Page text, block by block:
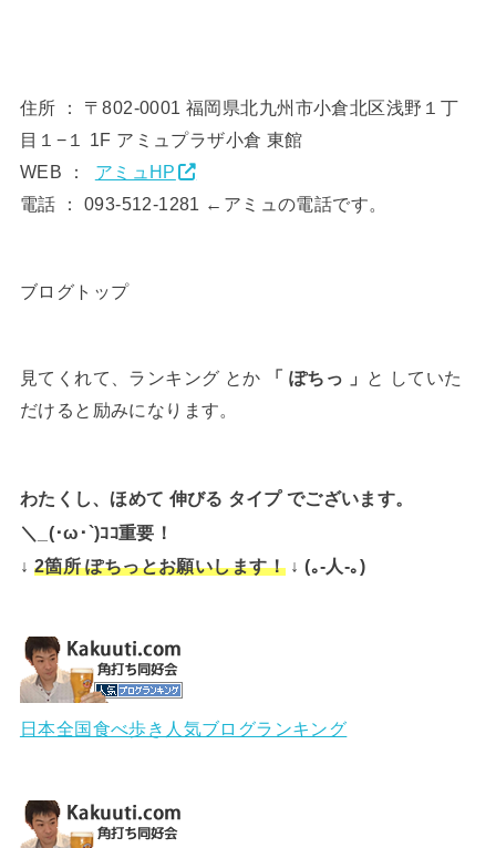
住所 ： 〒802-0001 福岡県北九州市小倉北区浅野１丁
目１−１ 1F アミュプラザ小倉 東館
WEB ： アミュHP
電話 ： 093-512-1281 ←アミュの電話です。
ブログトップ
見てくれて、ランキング とか 「 ぽちっ 」
と していた
だけると励みになります。
わたくし、ほめて 伸びる タイプ でございます。
＼_(･ω･`)ｺｺ重要！
↓ 2箇所 ぽちっとお願いします！↓ (｡-人-｡)
日本全国食べ歩き人気ブログランキング